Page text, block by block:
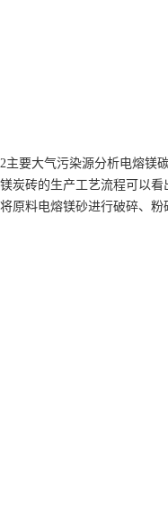
2主要大气污染源分析电熔镁
镁炭砖的生产工艺流程可以看
将原料电熔镁砂进行破碎、